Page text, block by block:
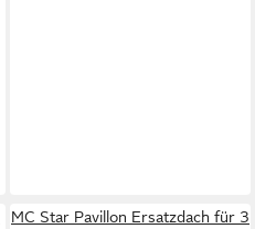
MC Star Pavillon Ersatzdach für 3